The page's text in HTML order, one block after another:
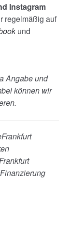
Instagram
regelmäßig auf
und
Angabe und
können wir